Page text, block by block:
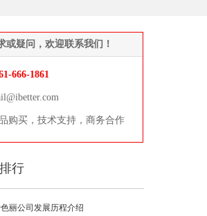
行
丽公司发展历程介绍
或疑问，欢迎联系我们！
666-1861
购买，技术支持，商务合作